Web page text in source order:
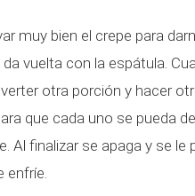
muy bien el crepe para
vuelta con la espátula.
otra porción y hacer
que cada uno se pueda
Al finalizar se apaga y se
enfríe.